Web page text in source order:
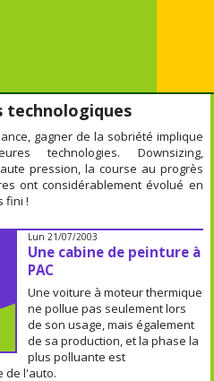
technologiques
gagner de la sobriété implique
technologies. Downsizing,
pression, la course au progrès
ont considérablement évolué en
fini !
Lun 21/07/2003
Une cabine de peinture à
PAC
Une voiture à moteur thermique
ne pollue pas seulement lors
de son usage, mais également
de sa production, et la phase la
plus polluante est
de l'auto.